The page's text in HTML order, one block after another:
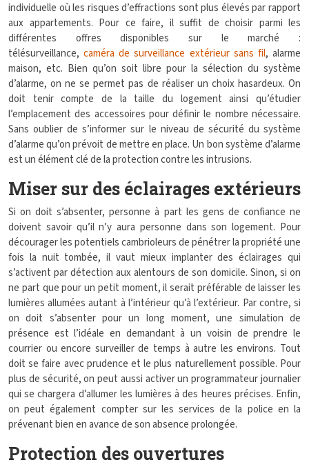
individuelle où les risques d’effractions sont plus élevés par rapport
aux appartements. Pour ce faire, il suffit de choisir parmi les
différentes offres disponibles sur le marché :
télésurveillance,caméra de surveillance extérieur sans fil, alarme
maison, etc. Bien qu’on soit libre pour la sélection du système
d’alarme, on ne se permet pas de réaliser un choix hasardeux. On
doit tenir compte de la taille du logement ainsi qu’étudier
l’emplacement des accessoires pour définir le nombre nécessaire.
Sans oublier de s’informer sur le niveau de sécurité du système
d’alarme qu’on prévoit de mettre en place. Un bon système d’alarme
est un élément clé de la protection contre les intrusions.
Miser sur des éclairages extérieurs
Si on doit s’absenter, personne à part les gens de confiance ne
doivent savoir qu’il n’y aura personne dans son logement. Pour
décourager les potentiels cambrioleurs de pénétrer la propriété une
fois la nuit tombée, il vaut mieux implanter des éclairages qui
s’activent par détection aux alentours de son domicile. Sinon, si on
ne part que pour un petit moment, il serait préférable de laisser les
lumières allumées autant à l’intérieur qu’à l’extérieur. Par contre, si
on doit s’absenter pour un long moment, une simulation de
présence est l’idéale en demandant à un voisin de prendre le
courrier ou encore surveiller de temps à autre les environs. Tout
doit se faire avec prudence et le plus naturellement possible. Pour
plus de sécurité, on peut aussi activer un programmateur journalier
qui se chargera d’allumer les lumières à des heures précises. Enfin,
on peut également compter sur les services de la police en la
prévenant bien en avance de son absence prolongée.
Protection des ouvertures